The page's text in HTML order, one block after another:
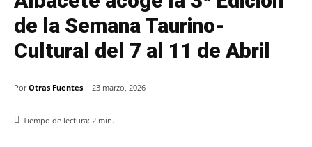
de la Semana Taurino-
Cultural del 7 al 11 de Abril
Por Otras Fuentes 23 marzo, 2026
Tiempo de lectura: 2 min.